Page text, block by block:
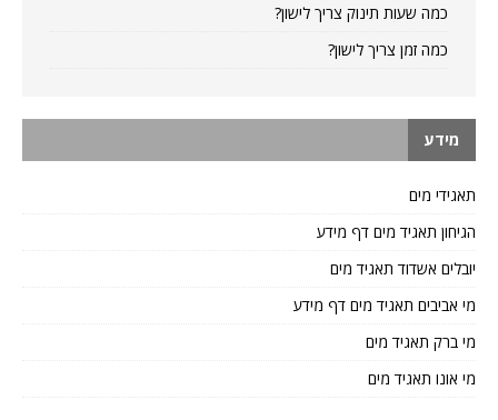
כמה שעות תינוק צריך לישון?
כמה זמן צריך לישון?
מידע
תאגידי מים
הגיחון תאגיד מים דף מידע
יובלים אשדוד תאגיד מים
מי אביבים תאגיד מים דף מידע
מי ברק תאגיד מים
מי אונו תאגיד מים